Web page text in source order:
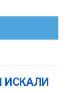
ИСКАЛИ